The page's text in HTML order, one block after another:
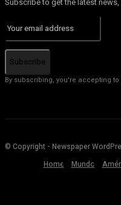
Subscribe to get the latest
Subscribe
By subscribing, you're accepting
© Copyright - Newspaper
Home
Mundo